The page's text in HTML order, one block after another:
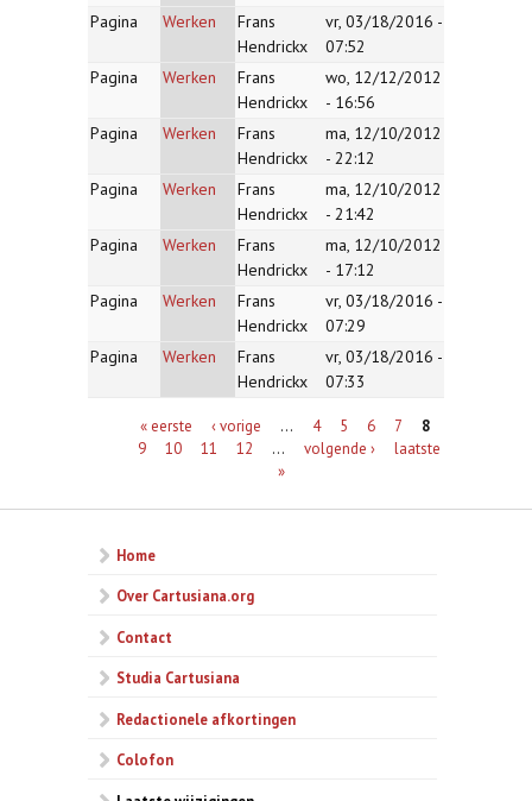
Pagina
Werken
Frans
Hendrickx
vr, 03/18/2016 -
07:52
Pagina
Werken
Frans
Hendrickx
wo, 12/12/2012
- 16:56
Pagina
Werken
Frans
Hendrickx
ma, 12/10/2012
- 22:12
Pagina
Werken
Frans
Hendrickx
ma, 12/10/2012
- 21:42
Pagina
Werken
Frans
Hendrickx
ma, 12/10/2012
- 17:12
Pagina
Werken
Frans
Hendrickx
vr, 03/18/2016 -
07:29
Pagina
Werken
Frans
Hendrickx
vr, 03/18/2016 -
07:33
Pagina's« eerste ‹ vorige … 4 5 6 7
8
9
10 11 12 … volgende ›
laatste
»
Home
Over Cartusiana.org
Contact
Studia Cartusiana
Redactionele afkortingen
Colofon